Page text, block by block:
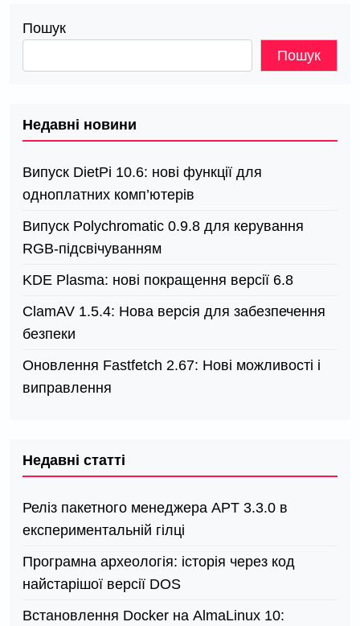
Пошук
Пошук
Недавні новини
Випуск DietPi 10.6: нові функції для
одноплатних комп’ютерів
Випуск Polychromatic 0.9.8 для керування
RGB-підсвічуванням
KDE Plasma: нові покращення версії 6.8
ClamAV 1.5.4: Нова версія для забезпечення
безпеки
Оновлення Fastfetch 2.67: Нові можливості і
виправлення
Недавні статті
Реліз пакетного менеджера APT 3.3.0 в
експериментальній гілці
Програмна археологія: історія через код
найстарішої версії DOS
Встановлення Docker на AlmaLinux 10: